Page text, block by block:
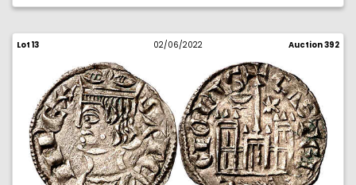
Lot 13 02/06/2022 Auction 392